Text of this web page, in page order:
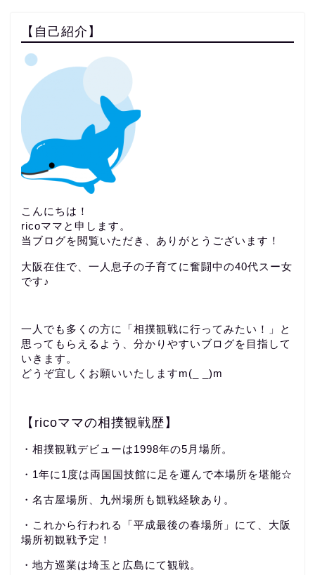
【自己紹介】
こんにちは！
ricoママと申します。
当ブログを閲覧いただき、ありがとうございます！
大阪在住で、一人息子の子育てに奮闘中の40代スー女
です♪
一人でも多くの方に「相撲観戦に行ってみたい！」と
思ってもらえるよう、分かりやすいブログを目指して
いきます。
どうぞ宜しくお願いいたしますm(_ _)m
【ricoママの相撲観戦歴】
・相撲観戦デビューは1998年の5月場所。
・1年に1度は両国国技館に足を運んで本場所を堪能☆
・名古屋場所、九州場所も観戦経験あり。
・これから行われる「平成最後の春場所」にて、大阪
場所初観戦予定！
・地方巡業は埼玉と広島にて観戦。